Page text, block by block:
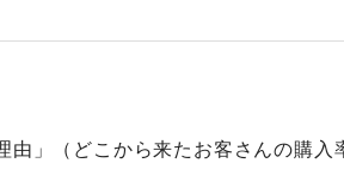
由」（どこから来たお客さんの購